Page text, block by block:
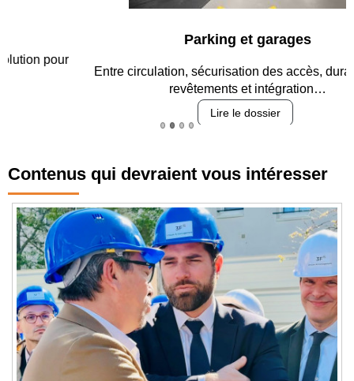
Parking et garages
Entre circulation, sécurisation des accès, durabilité des
revêtements et intégration…
Contenus qui devraient vous intéresser